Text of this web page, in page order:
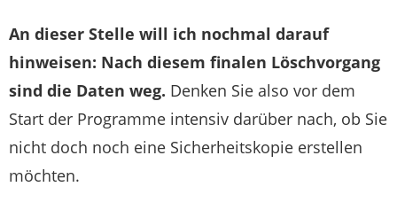
An dieser Stelle will ich nochmal darauf
hinweisen: Nach diesem finalen Löschvorgang
sind die Daten weg. Denken Sie also vor dem
Start der Programme intensiv darüber nach, ob Sie
nicht doch noch eine Sicherheitskopie erstellen
möchten.